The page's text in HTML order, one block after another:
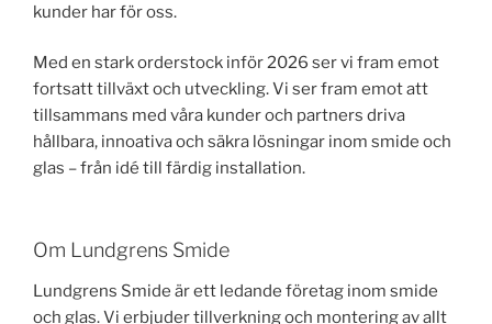
kunder har för oss.
Med en stark orderstock inför 2026 ser vi fram emot
fortsatt tillväxt och utveckling. Vi ser fram emot att
tillsammans med våra kunder och partners driva
hållbara, innoativa och säkra lösningar inom smide och
glas – från idé till färdig installation.
Om Lundgrens Smide
Lundgrens Smide är ett ledande företag inom smide
och glas. Vi erbjuder tillverkning och montering av allt